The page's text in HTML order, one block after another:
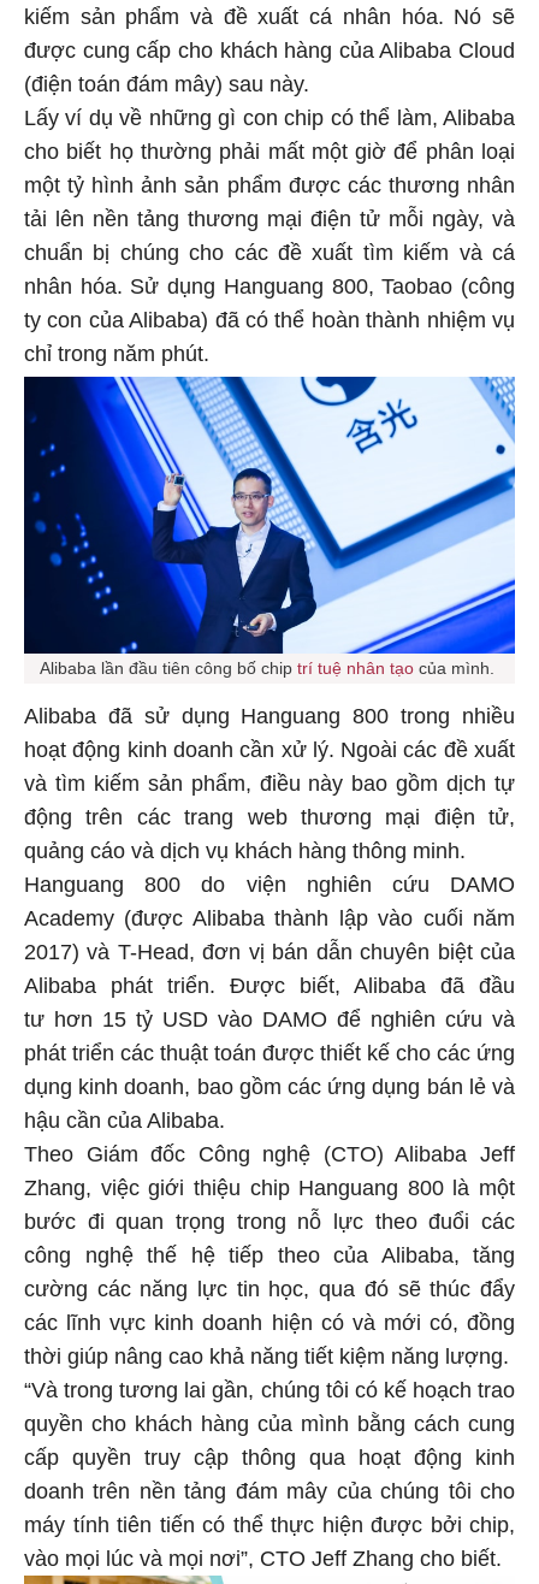
kiếm sản phẩm và đề xuất cá nhân hóa. Nó sẽ
được cung cấp cho khách hàng của Alibaba Cloud
(điện toán đám mây) sau này.
Lấy ví dụ về những gì con chip có thể làm, Alibaba
cho biết họ thường phải mất một giờ để phân loại
một tỷ hình ảnh sản phẩm được các thương nhân
tải lên nền tảng thương mại điện tử mỗi ngày, và
chuẩn bị chúng cho các đề xuất tìm kiếm và cá
nhân hóa. Sử dụng Hanguang 800, Taobao (công
ty con của Alibaba) đã có thể hoàn thành nhiệm vụ
chỉ trong năm phút.
Alibaba lần đầu tiên công bố chip trí tuệ nhân tạo của mình.
Alibaba đã sử dụng Hanguang 800 trong nhiều
hoạt động kinh doanh cần xử lý. Ngoài các đề xuất
và tìm kiếm sản phẩm, điều này bao gồm dịch tự
động trên các trang web thương mại điện tử,
quảng cáo và dịch vụ khách hàng thông minh.
Hanguang 800 do viện nghiên cứu DAMO
Academy (được Alibaba thành lập vào cuối năm
2017) và T-Head, đơn vị bán dẫn chuyên biệt của
Alibaba phát triển. Được biết, Alibaba đã đầu
tư hơn 15 tỷ USD vào DAMO để nghiên cứu và
phát triển các thuật toán được thiết kế cho các ứng
dụng kinh doanh, bao gồm các ứng dụng bán lẻ và
hậu cần của Alibaba.
Theo Giám đốc Công nghệ (CTO) Alibaba Jeff
Zhang, việc giới thiệu chip Hanguang 800 là một
bước đi quan trọng trong nỗ lực theo đuổi các
công nghệ thế hệ tiếp theo của Alibaba, tăng
cường các năng lực tin học, qua đó sẽ thúc đẩy
các lĩnh vực kinh doanh hiện có và mới có, đồng
thời giúp nâng cao khả năng tiết kiệm năng lượng.
“Và trong tương lai gần, chúng tôi có kế hoạch trao
quyền cho khách hàng của mình bằng cách cung
cấp quyền truy cập thông qua hoạt động kinh
doanh trên nền tảng đám mây của chúng tôi cho
máy tính tiên tiến có thể thực hiện được bởi chip,
vào mọi lúc và mọi nơi”, CTO Jeff Zhang cho biết.